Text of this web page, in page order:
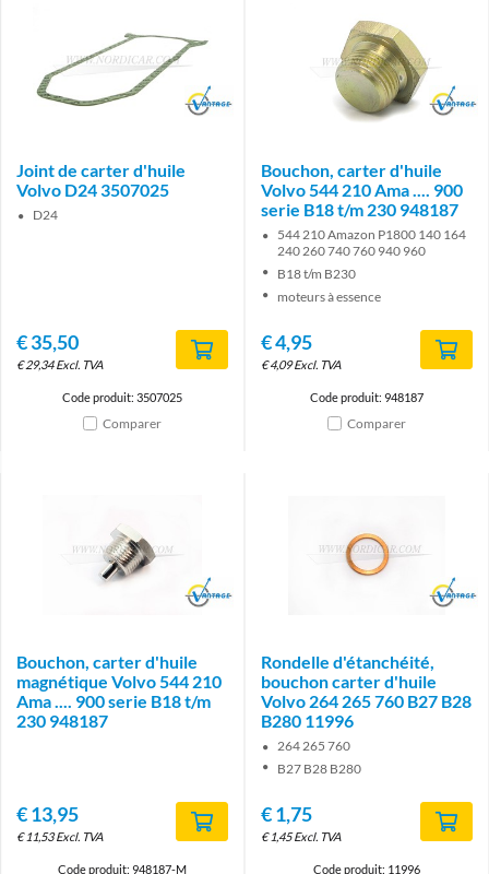
Brand
Joint de carter d'huile
Volvo D24 3507025
D24
€35,50
€29,34 Excl. TVA
Code produit: 3507025
Comparer
Brand
Bouchon, carter d'huile
Volvo 544 210 Ama .... 900
serie B18 t/m 230 948187
544 210 Amazon P1800 140 164
240 260 740 760 940 960
B18 t/m B230
moteurs à essence
€4,95
€4,09 Excl. TVA
Code produit: 948187
Comparer
Brand
Bouchon, carter d'huile
magnétique Volvo 544 210
Ama .... 900 serie B18 t/m
230 948187
€13,95
€11,53 Excl. TVA
Code produit: 948187-M
Brand
Rondelle d'étanchéité,
bouchon carter d'huile
Volvo 264 265 760 B27 B28
B280 11996
264 265 760
B27 B28 B280
€1,75
€1,45 Excl. TVA
Code produit: 11996